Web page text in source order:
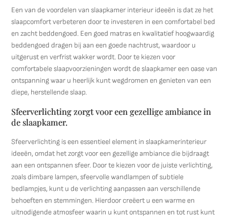
Een van de voordelen van slaapkamer interieur ideeën is dat ze het
slaapcomfort verbeteren door te investeren in een comfortabel bed
en zacht beddengoed. Een goed matras en kwalitatief hoogwaardig
beddengoed dragen bij aan een goede nachtrust, waardoor u
uitgerust en verfrist wakker wordt. Door te kiezen voor
comfortabele slaapvoorzieningen wordt de slaapkamer een oase van
ontspanning waar u heerlijk kunt wegdromen en genieten van een
diepe, herstellende slaap.
Sfeerverlichting zorgt voor een gezellige ambiance in
de slaapkamer.
Sfeerverlichting is een essentieel element in slaapkamerinterieur
ideeën, omdat het zorgt voor een gezellige ambiance die bijdraagt
aan een ontspannen sfeer. Door te kiezen voor de juiste verlichting,
zoals dimbare lampen, sfeervolle wandlampen of subtiele
bedlampjes, kunt u de verlichting aanpassen aan verschillende
behoeften en stemmingen. Hierdoor creëert u een warme en
uitnodigende atmosfeer waarin u kunt ontspannen en tot rust kunt